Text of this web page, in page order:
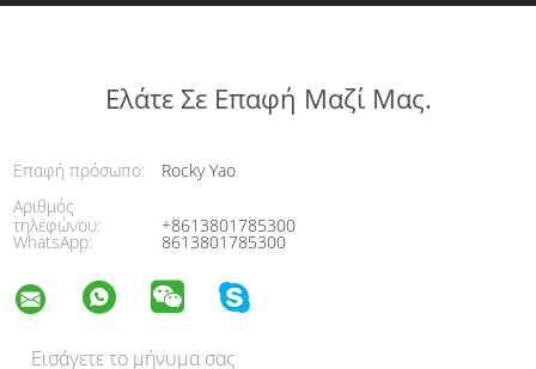
Ελάτε Σε Επαφή Μαζί Μας.
Επαφή πρόσωπο:
Rocky Yao
Αριθμός
τηλεφώνου:
+8613801785300
WhatsApp: 8613801785300
Εισάγετε το μήνυμα σας